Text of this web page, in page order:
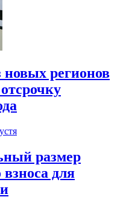
регионов
размер
для